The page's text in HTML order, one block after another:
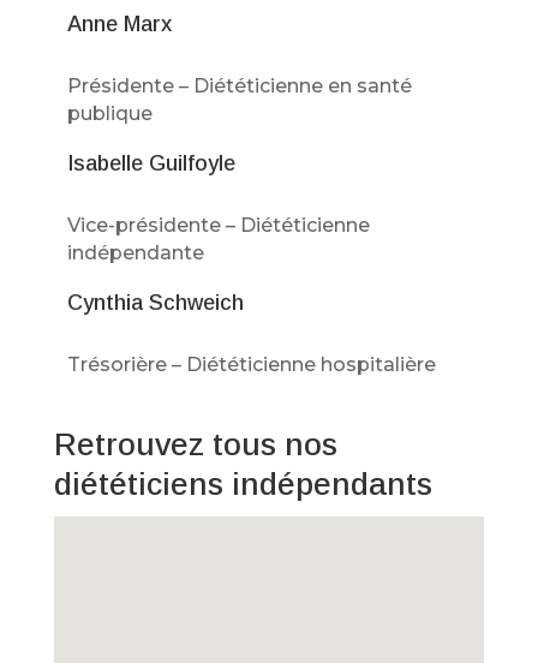
Anne Marx
Présidente – Diététicienne en santé
publique
Isabelle Guilfoyle
Vice-présidente – Diététicienne
indépendante
Cynthia Schweich
Trésorière – Diététicienne hospitalière
Retrouvez tous nos
diététiciens indépendants